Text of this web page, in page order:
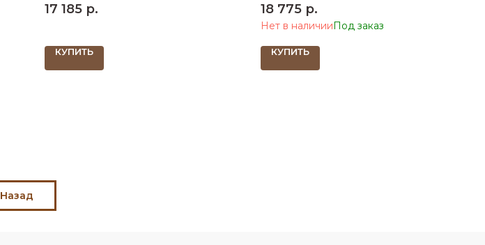
17 185 р.
КУПИТЬ
18 775 р.
Нет в наличии
КУПИТЬ
Назад